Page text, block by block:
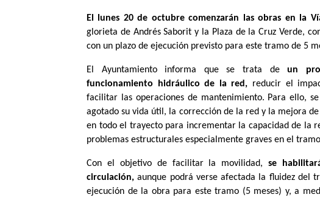
El lunes 20 de octubre comenzarán las obras en la
glorieta de Andrés Saborit y la Plaza de la Cruz Verde,
con un plazo de ejecución previsto para este tramo de 5
El Ayuntamiento informa que se trata deun
funcionamiento hidráulico de la red, reducir el
facilitar las operaciones de mantenimiento. Para ello,
agotado su vida útil, la corrección de la red y la mejora
en todo el trayecto para incrementar la capacidad de la
problemas estructurales especialmente graves en el
Con el objetivo de facilitar la movilidad,se
circulación, aunque podrá verse afectada la fluidez del
ejecución de la obra para este tramo (5 meses) y, a